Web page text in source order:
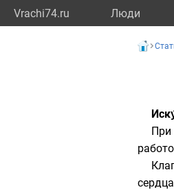
Vrachi74.ru Люди
При